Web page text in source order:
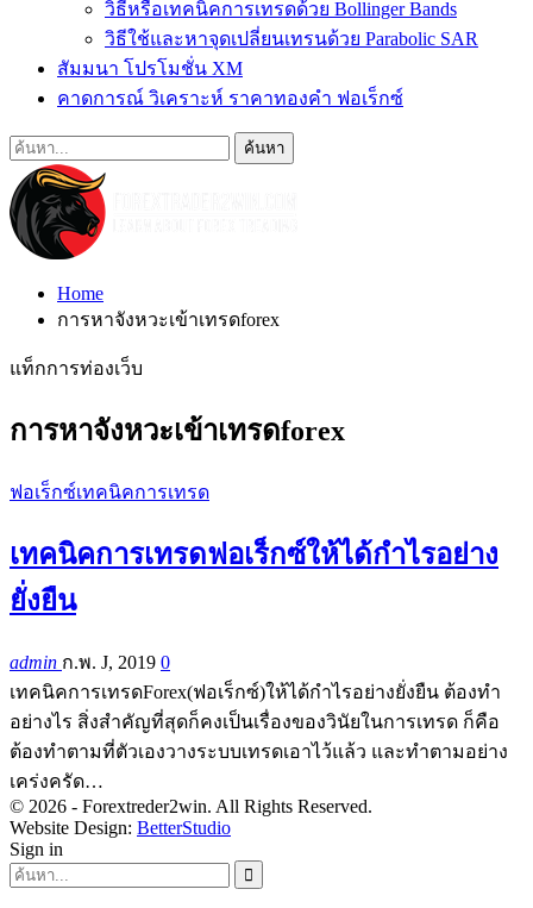
วิธีหรือเทคนิคการเทรดด้วย Bollinger Bands
วิธีใช้และหาจุดเปลี่ยนเทรนด้วย Parabolic SAR
สัมมนา โปรโมชั่น XM
คาดการณ์ วิเคราะห์ ราคาทองคำ ฟอเร็กซ์
Home
การหาจังหวะเข้าเทรดforex
แท็กการท่องเว็บ
การหาจังหวะเข้าเทรดforex
ฟอเร็กซ์เทคนิคการเทรด
เทคนิคการเทรดฟอเร็กซ์ให้ได้กำไรอย่าง
ยั่งยืน
admin ก.พ. J, 2019 0
เทคนิคการเทรดForex(ฟอเร็กซ์)ให้ได้กำไรอย่างยั่งยืน ต้องทำ
อย่างไร สิ่งสำคัญที่สุดก็คงเป็นเรื่องของวินัยในการเทรด ก็คือ
ต้องทำตามที่ตัวเองวางระบบเทรดเอาไว้แล้ว และทำตามอย่าง
เคร่งครัด…
© 2026 - Forextreder2win. All Rights Reserved.
Website Design: BetterStudio
Sign in